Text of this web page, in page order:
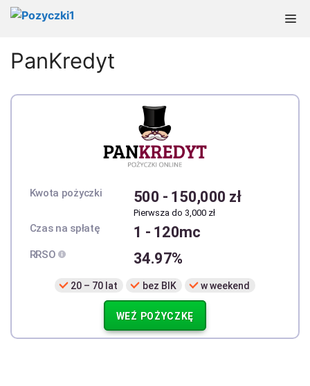
Przejdź
do
PanKredyt
Kwota pożyczki 500 - 150,000 zł
Pierwsza do 3,000 zł
Czas na spłatę 1 - 120mc
RRSO 34.97%
20 – 70 lat bez BIK w weekend
WEŹ POŻYCZKĘ